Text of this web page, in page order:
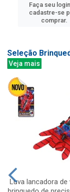
Faça seu
cadastre-se
comprar.
Seleção
Veja mais
Luva lancadora